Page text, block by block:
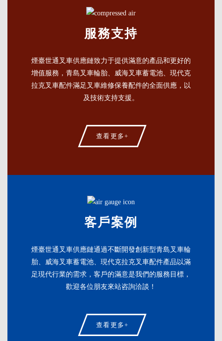
服務支持
煙臺世通叉車供應鏈致力于提供滿意的產品和更好的
增值服務，青島叉車輪胎、威海叉車蓄電池、現代克
拉克叉車配件滿足叉車維修保養配件的全面供應，以
及技術支持支援。
查看更多+
客戶案例
煙臺世通叉車供應鏈通過不斷開發創新型青島叉車輪
胎、威海叉車蓄電池、現代克拉克叉車配件產品以滿
足現代行業的需求，客戶的滿意是我們的服務目標，
歡迎各位朋友來站咨詢洽談！
查看更多+